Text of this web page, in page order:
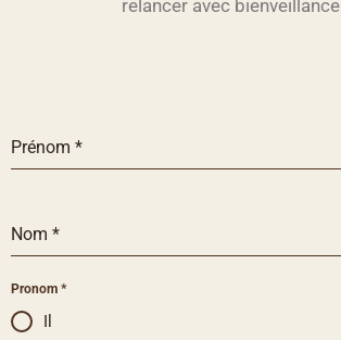
relancer avec bienveillance
Prénom *
Nom *
Pronom *
Il